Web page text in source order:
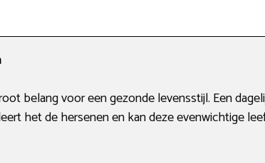
belang voor een gezonde levensstijl. Een
het de hersenen en kan deze evenwichtige